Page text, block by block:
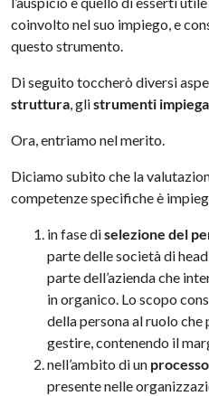
coinvolto nel suo impiego, e
questo strumento.
Di seguito toccherò diversi
struttura, glistrumenti
Ora, entriamo nel merito.
Diciamo subito che la
competenze specifiche è
in fase diselezione del
parte delle società di
parte dell’azienda che
in organico. Lo scopo
della persona al ruolo
gestire, contenendo il
nell’ambito di un
presente nelle